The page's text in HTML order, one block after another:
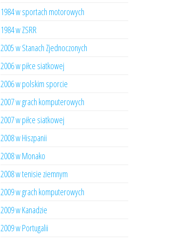
1984 w sportach motorowych
1984 w ZSRR
2005 w Stanach Zjednoczonych
2006 w piłce siatkowej
2006 w polskim sporcie
2007 w grach komputerowych
2007 w piłce siatkowej
2008 w Hiszpanii
2008 w Monako
2008 w tenisie ziemnym
2009 w grach komputerowych
2009 w Kanadzie
2009 w Portugalii